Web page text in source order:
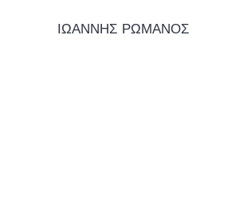
ΙΩΑΝΝΗΣ ΡΩΜΑΝΟΣ